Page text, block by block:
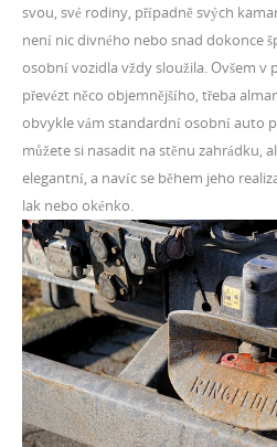
svou, své rodiny, případně svých
není nic divného nebo snad dokonce
osobní vozidla vždy sloužila. Ovšem v
převézt něco objemnějšího, třeba
obvykle vám standardní osobní auto
můžete si nasadit na stěnu zahrádku,
elegantní, a navíc se během jeho
lak nebo okénko.